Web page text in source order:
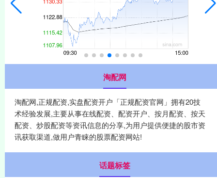
淘配网
淘配网,正规配资,实盘配资开户「正规配资官网」拥有20技
术经验发展,主要从事在线配资、配资开户、按月配资、按天
配资、炒股配资等资讯信息的分享,为用户提供便捷的股市资
讯获取渠道,做用户青睐的股票配资网站!
话题标签